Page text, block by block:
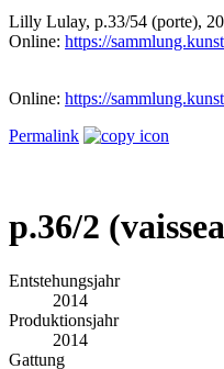
Lilly Lulay, p.33/54 (porte),
Online: https://
Online: https://
Permalink
p.36/2
Entstehungsjahr
2014
Produktionsjahr
2014
Gattung